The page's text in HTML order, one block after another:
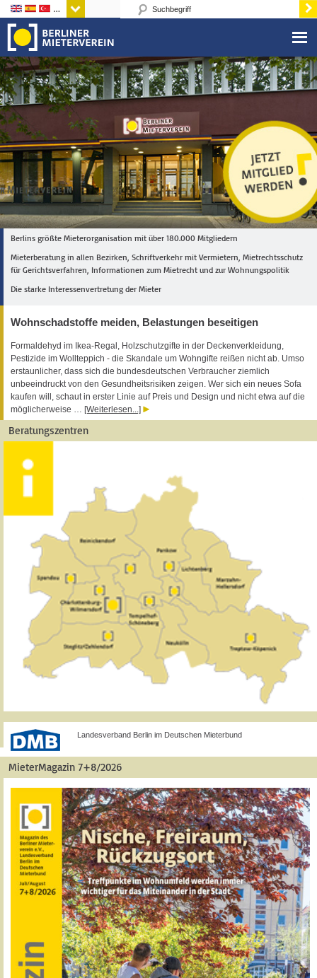
Sprachen
Berlins größte Mieterorganisation mit über 180.000 Mitgliedern
Mieterberatung in allen Bezirken, Schriftverkehr mit Vermietern, Mietrechtsschutz
für Gerichtsverfahren, Informationen zum Mietrecht und zur Wohnungspolitik
Die starke Interessenvertretung der Mieter
Wohnschadstoffe meiden, Belastungen beseitigen
Formaldehyd im Ikea-Regal, Holzschutzgifte in der Deckenverkleidung,
Pestizide im Wollteppich - die Skandale um Wohngifte reißen nicht ab. Umso
erstaunlicher, dass sich die bundesdeutschen Verbraucher ziemlich
unbeeindruckt von den Gesundheitsrisiken zeigen. Wer sich ein neues Sofa
kaufen will, schaut in erster Linie auf Preis und Design und nicht etwa auf die
möglicherweise … [Weiterlesen...]
Beratungszentren
Landesverband Berlin im Deutschen Mieterbund
MieterMagazin 7+8/2026